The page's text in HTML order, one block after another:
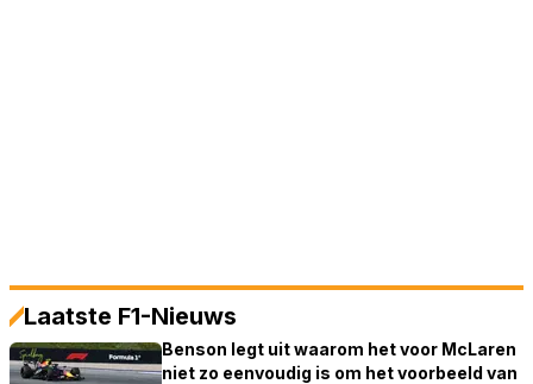
Laatste F1-Nieuws
Benson legt uit waarom het voor McLaren
niet zo eenvoudig is om het voorbeeld van